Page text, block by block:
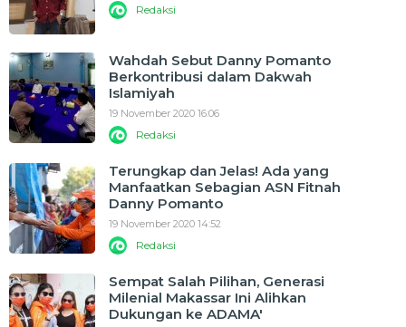
Redaksi
Wahdah Sebut Danny Pomanto
Berkontribusi dalam Dakwah
Islamiyah
19 November 2020 16:06
Redaksi
Terungkap dan Jelas! Ada yang
Manfaatkan Sebagian ASN Fitnah
Danny Pomanto
19 November 2020 14:52
Redaksi
Sempat Salah Pilihan, Generasi
Milenial Makassar Ini Alihkan
Dukungan ke ADAMA'